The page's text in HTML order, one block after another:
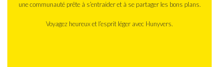
une communauté prête à s’entraider et à se partager les bons plans.
Voyagez heureux et l’esprit léger avec Hunyvers.